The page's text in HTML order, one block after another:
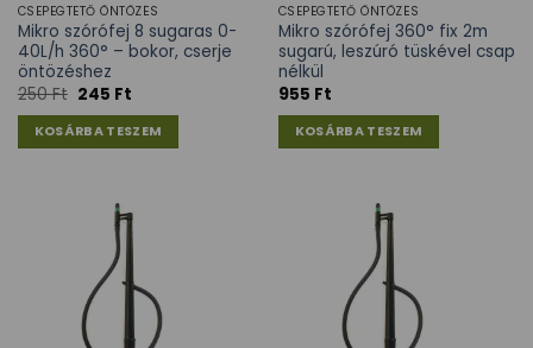
CSEPEGTETŐ ÖNTÖZÉS
Mikro szórófej 8 sugaras 0-
40L/h 360° – bokor, cserje
öntözéshez
250Ft 245 Ft
KOSÁRBA TESZEM
CSEPEGTETŐ ÖNTÖZÉS
Mikro szórófej 360° fix 2m
sugarú, leszúró tüskével csap
nélkül
955 Ft
KOSÁRBA TESZEM